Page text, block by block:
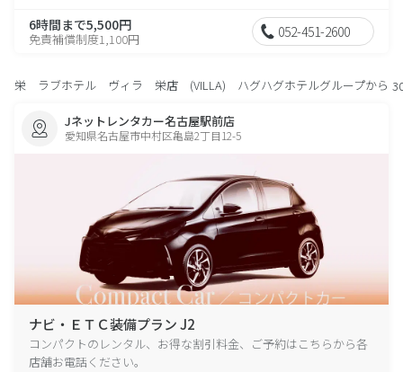
6時間まで5,500円
免責補償制度1,100円 052-451-2600
栄 ラブホテル ヴィラ 栄店 (VILLA) ハグハグホテルグループから
Jネットレンタカー名古屋駅前店
愛知県名古屋市中村区亀島2丁目12-5
ナビ・ＥＴＣ装備プラン J2
コンパクトのレンタル、お得な割引料金、ご予約はこちらから各
店舗お電話ください。